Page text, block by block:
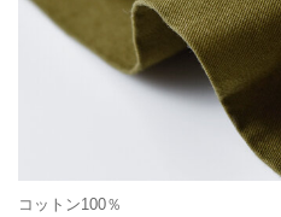
コットン100％